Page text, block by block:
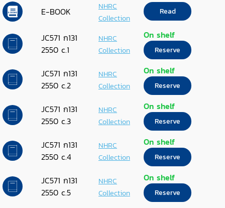
E-BOOK
NHRC
Collection
Read
JC571 ก131
2550 c.1
NHRC
Collection
On shelf
Reserve
JC571 ก131
2550 c.2
NHRC
Collection
On shelf
Reserve
JC571 ก131
2550 c.3
NHRC
Collection
On shelf
Reserve
JC571 ก131
2550 c.4
NHRC
Collection
On shelf
Reserve
JC571 ก131
2550 c.5
NHRC
Collection
On shelf
Reserve